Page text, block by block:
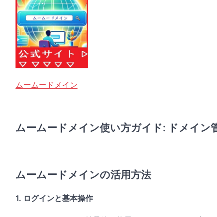
ムームードメイン
ムームードメイン使い方ガイド: ドメイン
ムームードメインの活用方法
1. ログインと基本操作